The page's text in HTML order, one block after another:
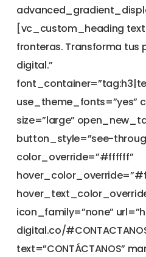
[vc_custom_heading
fronteras. Transforma tus
digital.”
use_theme_fonts=”yes”
size=”large”
button_style=”see-
color_override=”#ffffff”
icon_family=”none”
digital.co/
text=”CONTÁCTANOS”